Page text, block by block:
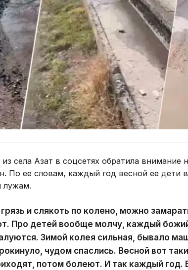
села Азат в соцсетях обратила внимание
По ее словам, каждый год весной ее дети
лужам.
и слякоть по колено, можно
Про детей вообще молчу, каждый
Зимой колея сильная, бывало
чудом спаслись. Весной вот
потом болеют. И так каждый год.